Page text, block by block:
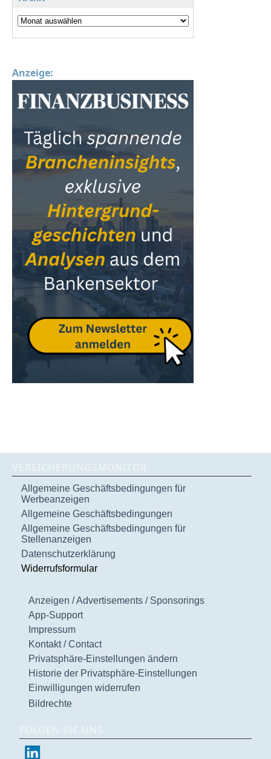
Anzeige:
VERSICHERUNGSMONITOR
Allgemeine Geschäftsbedingungen für
Werbeanzeigen
Allgemeine Geschäftsbedingungen
Allgemeine Geschäftsbedingungen für
Stellenanzeigen
Datenschutzerklärung
Widerrufsformular
Anzeigen / Advertisements / Sponsorings
App-Support
Impressum
Kontakt / Contact
Privatsphäre-Einstellungen ändern
Historie der Privatsphäre-Einstellungen
Einwilligungen widerrufen
Bildrechte
FOLGEN SIE UNS